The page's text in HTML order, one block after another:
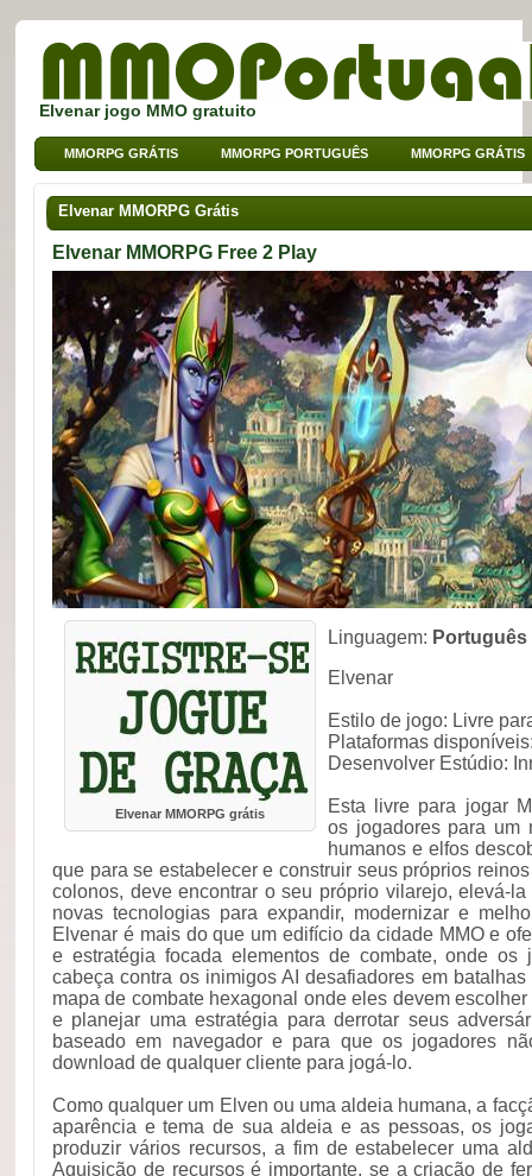
Elvenar jogo MMO gratuito
MMORPG GRÁTIS MMORPG PORTUGUÊS MMORPG GRÁTIS
MMO DE BROWSER MMO PARA CRIANÇAS MMO DE SPORT
Elvenar MMORPG Grátis
Elvenar MMORPG Free 2 Play
Elvenar MMORPG grátis
Linguagem: Português
Elvenar
Estilo de jogo: Livre
Plataformas
Desenvolver Estúdio:
Esta livre para jogar
os jogadores para um
humanos e elfos
que para se estabelecer e construir seus próprios
colonos, deve encontrar o seu próprio vilarejo, elevá-
novas tecnologias para expandir, modernizar e
Elvenar é mais do que um edifício da cidade MMO e
e estratégia focada elementos de combate, onde os
cabeça contra os inimigos AI desafiadores em
mapa de combate hexagonal onde eles devem
e planejar uma estratégia para derrotar seus
baseado em navegador e para que os jogadores
download de qualquer cliente para jogá-lo.
Como qualquer um Elven ou uma aldeia humana, a
aparência e tema de sua aldeia e as pessoas, os
produzir vários recursos, a fim de estabelecer uma
Aquisição de recursos é importante, se a criação de